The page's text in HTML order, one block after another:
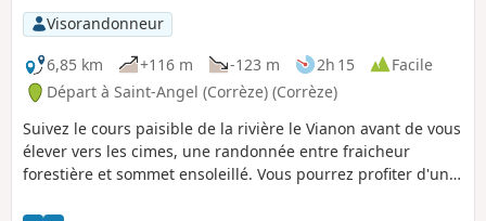
Visorandonneur
6,85 km
+116 m -123 m 2h 15
Facile
Départ à Saint-Angel (Corrèze) (Corrèze)
Suivez le cours paisible de la rivière le Vianon avant de vous
élever vers les cimes, une randonnée entre fraicheur
forestière et sommet ensoleillé. Vous pourrez profiter d'une